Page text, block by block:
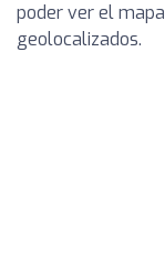
poder ver el
geolocalizados.